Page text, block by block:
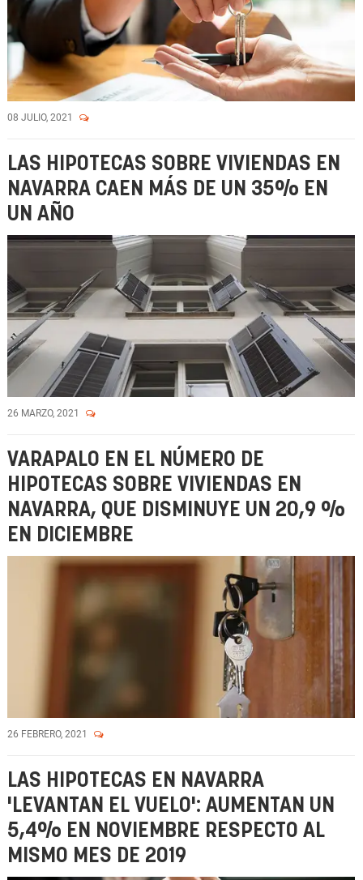
08 JULIO, 2021
LAS HIPOTECAS SOBRE VIVIENDAS EN
NAVARRA CAEN MÁS DE UN 35% EN
UN AÑO
26 MARZO, 2021
VARAPALO EN EL NÚMERO DE
HIPOTECAS SOBRE VIVIENDAS EN
NAVARRA, QUE DISMINUYE UN 20,9 %
EN DICIEMBRE
26 FEBRERO, 2021
LAS HIPOTECAS EN NAVARRA
'LEVANTAN EL VUELO': AUMENTAN UN
5,4% EN NOVIEMBRE RESPECTO AL
MISMO MES DE 2019